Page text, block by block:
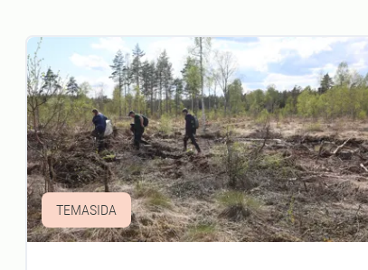
TEMASIDA